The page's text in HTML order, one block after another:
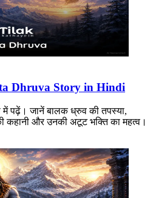
Dhruva Story in Hindi
में पढ़ें। जानें बालक ध्रुव की तपस्या,
कहानी और उनकी अटूट भक्ति का महत्व।